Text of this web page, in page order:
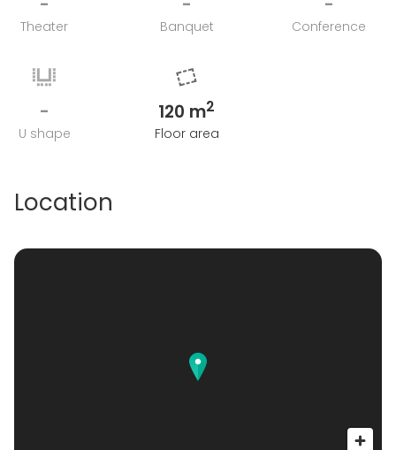
-
Theater
-
Banquet
-
Conference
-
U shape
120 m2
Floor area
Location